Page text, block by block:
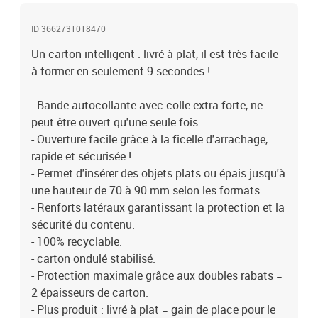
ID 3662731018470
Un carton intelligent : livré à plat, il est très facile
à former en seulement 9 secondes !
- Bande autocollante avec colle extra-forte, ne
peut être ouvert qu'une seule fois.
- Ouverture facile grâce à la ficelle d'arrachage,
rapide et sécurisée !
- Permet d'insérer des objets plats ou épais jusqu'à
une hauteur de 70 à 90 mm selon les formats.
- Renforts latéraux garantissant la protection et la
sécurité du contenu.
- 100% recyclable.
- carton ondulé stabilisé.
- Protection maximale grâce aux doubles rabats =
2 épaisseurs de carton.
- Plus produit : livré à plat = gain de place pour le